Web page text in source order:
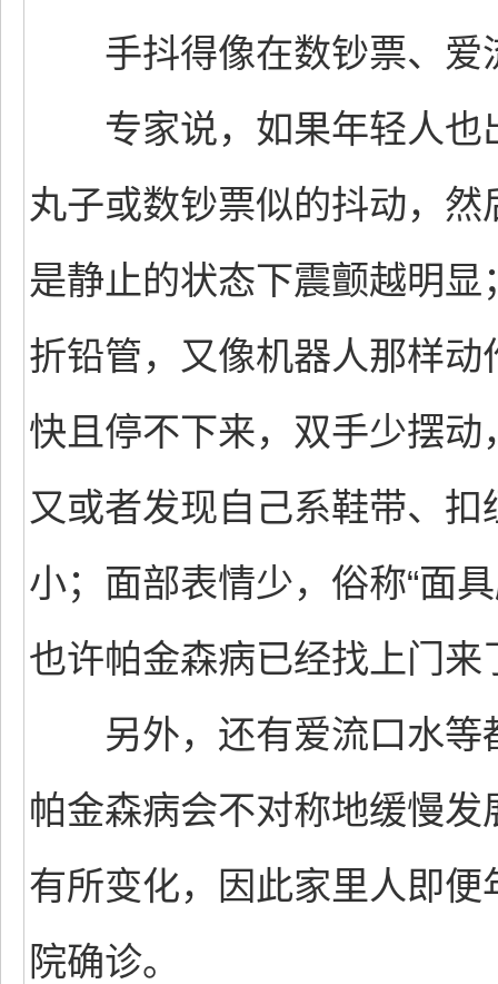
手抖得像在数钞票、爱
专家说，如果年轻人也
丸子或数钞票似的抖动，
是静止的状态下震颤越明
折铅管，又像机器人那样
快且停不下来，双手少摆
又或者发现自己系鞋带、
小；面部表情少，俗称“面
也许帕金森病已经找上门来
另外，还有爱流口水等
帕金森病会不对称地缓慢
有所变化，因此家里人即
院确诊。